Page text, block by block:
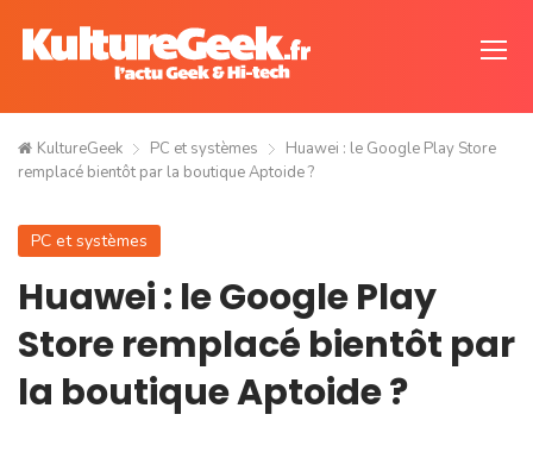
KultureGeek PC et systèmes
Huawei : le Google Play Store
remplacé bientôt par la boutique Aptoide ?
PC et systèmes
Huawei : le Google Play
Store remplacé bientôt par
la boutique Aptoide ?